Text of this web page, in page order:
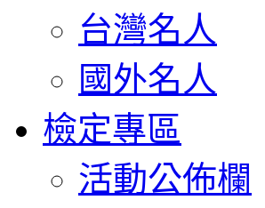
台灣名人
國外名人
檢定專區
活動公佈欄